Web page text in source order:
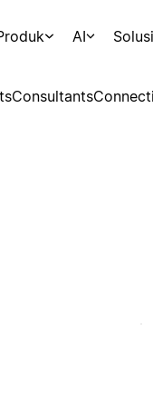
AI Solusi
Consultants